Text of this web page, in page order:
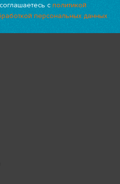
с политикой
персональных данных